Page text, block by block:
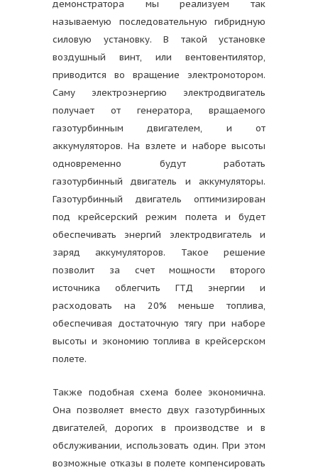
демонстратора мы реализуем так
называемую последовательную гибридную
силовую установку. В такой установке
воздушный винт, или вентовентилятор,
приводится во вращение электромотором.
Саму электроэнергию электродвигатель
получает от генератора, вращаемого
газотурбинным двигателем, и от
аккумуляторов. На взлете и наборе высоты
одновременно будут работать
газотурбинный двигатель и аккумуляторы.
Газотурбинный двигатель оптимизирован
под крейсерский режим полета и будет
обеспечивать энергий электродвигатель и
заряд аккумуляторов. Такое решение
позволит за счет мощности второго
источника облегчить ГТД энергии и
расходовать на 20% меньше топлива,
обеспечивая достаточную тягу при наборе
высоты и экономию топлива в крейсерском
полете.
Также подобная схема более экономична.
Она позволяет вместо двух газотурбинных
двигателей, дорогих в производстве и в
обслуживании, использовать один. При этом
возможные отказы в полете компенсировать